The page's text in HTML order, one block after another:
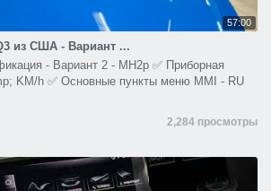
57:00
из США - Вариант ...
- Вариант 2 - MH2p ✅ Приборная
KM/h ✅ Основные пункты меню MMI - RU
2,284 просмотры